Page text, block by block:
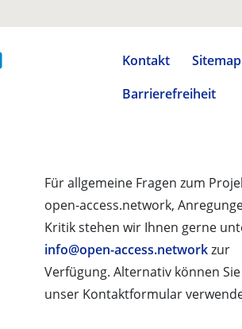
Kontakt Sitemap
Barrierefreiheit
Für allgemeine Fragen zum
open-access.network,
Kritik stehen wir Ihnen gerne
info@open-access.networkzur
Verfügung. Alternativ können
unser Kontaktformular